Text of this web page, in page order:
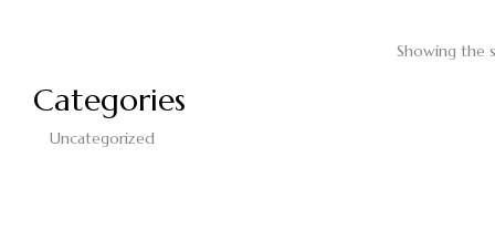
Categories
Uncategorized
Showing the